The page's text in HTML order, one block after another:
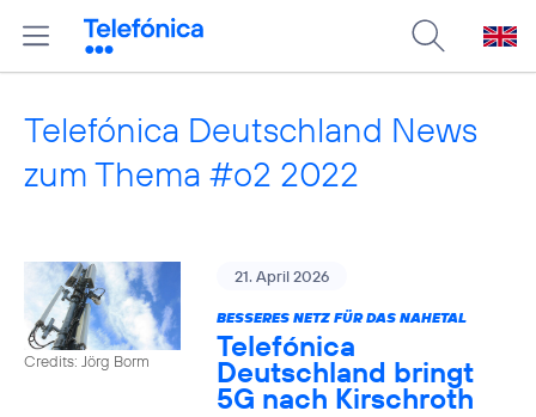
Telefónica Deutschland News
zum Thema #o2 2022
Credits: Jörg Borm
21. April 2026
BESSERES NETZ FÜR DAS NAHETAL
Telefónica
Deutschland bringt
5G nach Kirschroth